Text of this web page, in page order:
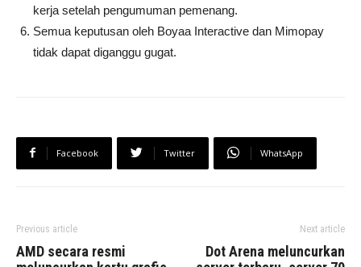
kerja setelah pengumuman pemenang.
Semua keputusan oleh Boyaa Interactive dan Mimopay
tidak dapat diganggu gugat.
Facebook Twitter WhatsApp
Previous article
AMD secara resmi
Next article
Dot Arena meluncurkan